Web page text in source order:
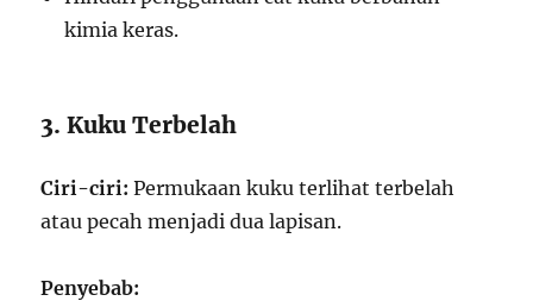
kimia keras.
3. Kuku Terbelah
Ciri-ciri: Permukaan kuku terlihat terbelah
atau pecah menjadi dua lapisan.
Penyebab: